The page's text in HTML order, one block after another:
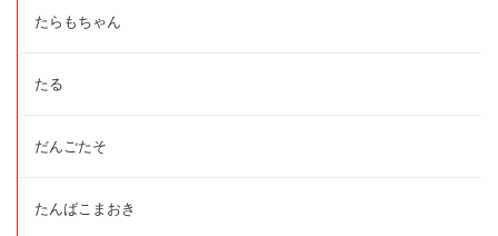
たらもちゃん
たる
だんごたそ
たんばこまおき